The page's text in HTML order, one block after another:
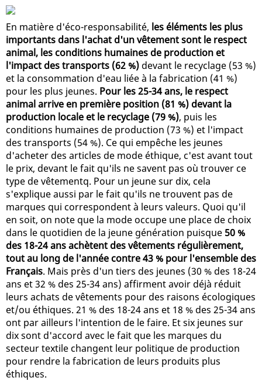
En matière d'éco-responsabilité, les éléments les plus
importants dans l'achat d'un vêtement sont le respect
animal, les conditions humaines de production et
l'impact des transports (62 %) devant le recyclage (53 %)
et la consommation d'eau liée à la fabrication (41 %)
pour les plus jeunes. Pour les 25-34 ans, le respect
animal arrive en première position (81 %) devant la
production locale et le recyclage (79 %), puis les
conditions humaines de production (73 %) et l'impact
des transports (54 %). Ce qui empêche les jeunes
d'acheter des articles de mode éthique, c'est avant tout
le prix, devant le fait qu'ils ne savent pas où trouver ce
type de vêtementq. Pour un jeune sur dix, cela
s'explique aussi par le fait qu'ils ne trouvent pas de
marques qui correspondent à leurs valeurs. Quoi qu'il
en soit, on note que la mode occupe une place de choix
dans le quotidien de la jeune génération puisque 50 %
des 18-24 ans achètent des vêtements régulièrement,
tout au long de l'année contre 43 % pour l'ensemble des
Français. Mais près d'un tiers des jeunes (30 % des 18-24
ans et 32 % des 25-34 ans) affirment avoir déjà réduit
leurs achats de vêtements pour des raisons écologiques
et/ou éthiques. 21 % des 18-24 ans et 18 % des 25-34 ans
ont par ailleurs l'intention de le faire. Et six jeunes sur
dix sont d'accord avec le fait que les marques du
secteur textile changent leur politique de production
pour rendre la fabrication de leurs produits plus
éthiques.